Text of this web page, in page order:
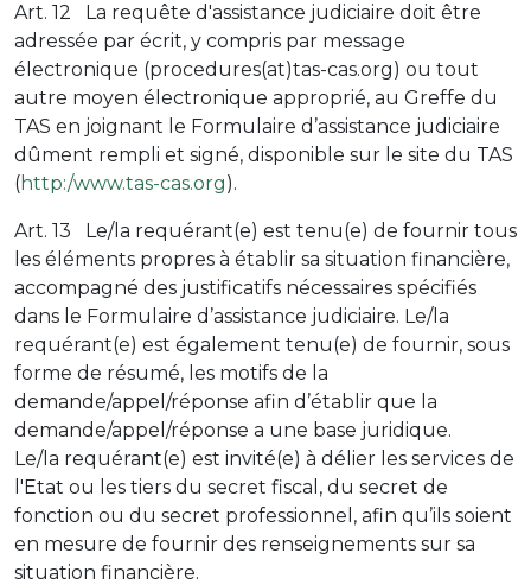
Art. 12 La requête d'assistance judiciaire doit être
adressée par écrit, y compris par message
électronique (procedures(at)tas-cas.org) ou tout
autre moyen électronique approprié, au Greffe du
TAS en joignant le Formulaire d’assistance judiciaire
dûment rempli et signé, disponible sur le site du TAS
(http:/www.tas-cas.org).
Art. 13 Le/la requérant(e) est tenu(e) de fournir tous
les éléments propres à établir sa situation financière,
accompagné des justificatifs nécessaires spécifiés
dans le Formulaire d’assistance judiciaire. Le/la
requérant(e) est également tenu(e) de fournir, sous
forme de résumé, les motifs de la
demande/appel/réponse afin d’établir que la
demande/appel/réponse a une base juridique.
Le/la requérant(e) est invité(e) à délier les services de
l'Etat ou les tiers du secret fiscal, du secret de
fonction ou du secret professionnel, afin qu’ils soient
en mesure de fournir des renseignements sur sa
situation financière.